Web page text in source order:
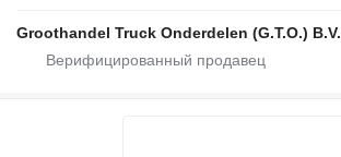
Groothandel Truck Onderdelen (G.T.O.) B.V.